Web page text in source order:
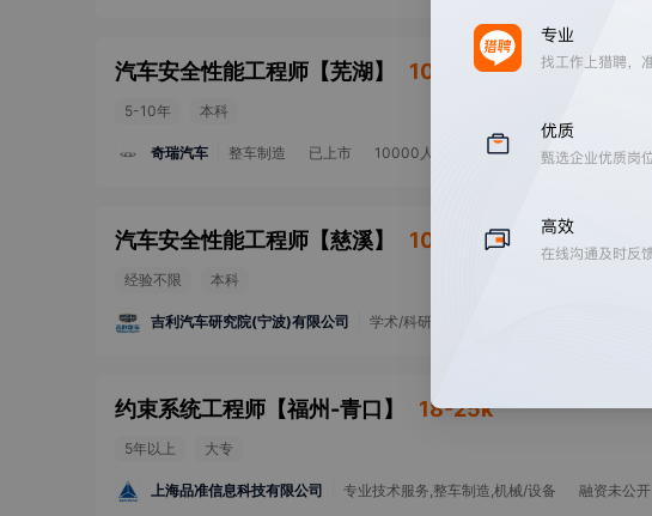
汽车安全性能工程师 【芜湖 】 10-15k·13薪
5-10年 本科
奇瑞汽车 整车制造 已上市 10000人以上
汽车安全性能工程师 【慈溪】 10-30k
经验不限 本科
吉利汽车研究院(宁波)有限公司 学术/科研
约束系统工程师 【福州-青口 】 18-25k
5年以上 大专
上海品准信息科技有限公司 专业技术服务,整车制造,机械/设备 融资未公开